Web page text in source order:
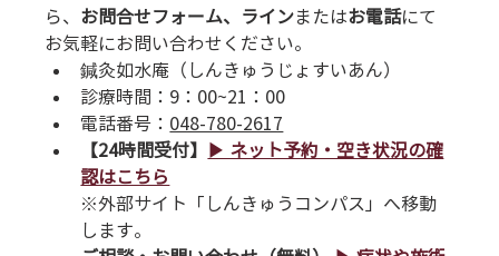
ら、 お問合せフォーム、ラインまたはお電話にて
お気軽にお問い合わせください。
鍼灸如水庵（しんきゅうじょすいあん）
診療時間：9：00~21：00
電話番号 ： 048-780-2617
【24時間受付】
▶︎ ネット予約・空き状況の確
認はこちら
※外部サイト「しんきゅうコンパス」へ移動
します。